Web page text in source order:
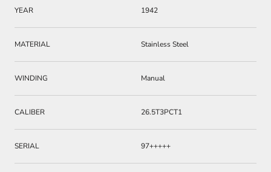
YEAR 1942
MATERIAL Stainless Steel
WINDING Manual
CALIBER 26.5T3PCT1
SERIAL 97+++++